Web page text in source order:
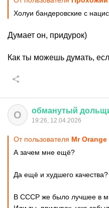
Холуи бандеровские с
Думает он, придурок)
Как ты можешь думать,
О обманутый
19:26, 12.04.2026
От пользователя Мr Orange
А зачем мне ещё?
Да ещё и худшего качества?
В СССР же было лучшее в